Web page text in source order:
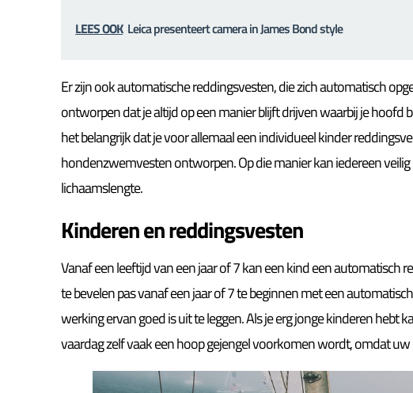
LEES OOK Leica presenteert camera in James Bond style
Er zijn ook automatische reddingsvesten, die zich automatisch
ontworpen dat je altijd op een manier blijft drijven waarbij je
het belangrijk dat je voor allemaal een individueel kinder
hondenzwemvesten ontworpen. Op die manier kan iedereen
lichaamslengte.
Kinderen en reddingsvesten
Vanaf een leeftijd van een jaar of 7 kan een kind een automatisch
te bevelen pas vanaf een jaar of 7 te beginnen met een
werking ervan goed is uit te leggen. Als je erg jonge kinderen hebt
vaardag zelf vaak een hoop gejengel voorkomen wordt, omdat